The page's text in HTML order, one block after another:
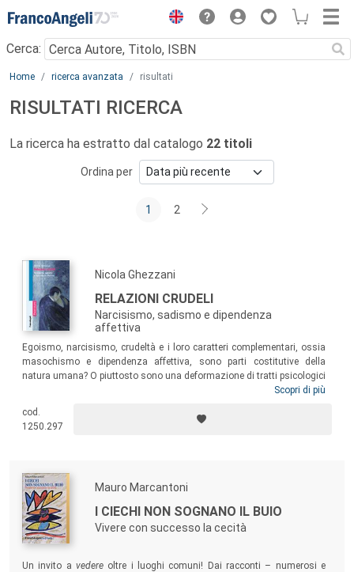
Menu
Cerca:
Main content
Home ricerca avanzata risultati
RISULTATI RICERCA
La ricerca ha estratto dal catalogo 22 titoli
Ordina per
1 2
Nicola Ghezzani
RELAZIONI CRUDELI
Narcisismo, sadismo e dipendenza
affettiva
Egoismo, narcisismo, crudeltà e i loro caratteri complementari, ossia
masochismo e dipendenza affettiva, sono parti costitutive della
natura umana? O piuttosto sono una deformazione di tratti psicologici
che avrebbero potuto avere un miglior destino? L’Autore risponde a
di icone della cultura come Ingmar Bergman (“un egoista”, secondo la
sua stessa definizione) e il fondatore del sadismo, il marchese De
Scopri di più
cod.
1250.297
Mauro Marcantoni
I CIECHI NON SOGNANO IL BUIO
Vivere con successo la cecità
Un invito a vedere oltre i luoghi comuni! Dai racconti – numerosi e